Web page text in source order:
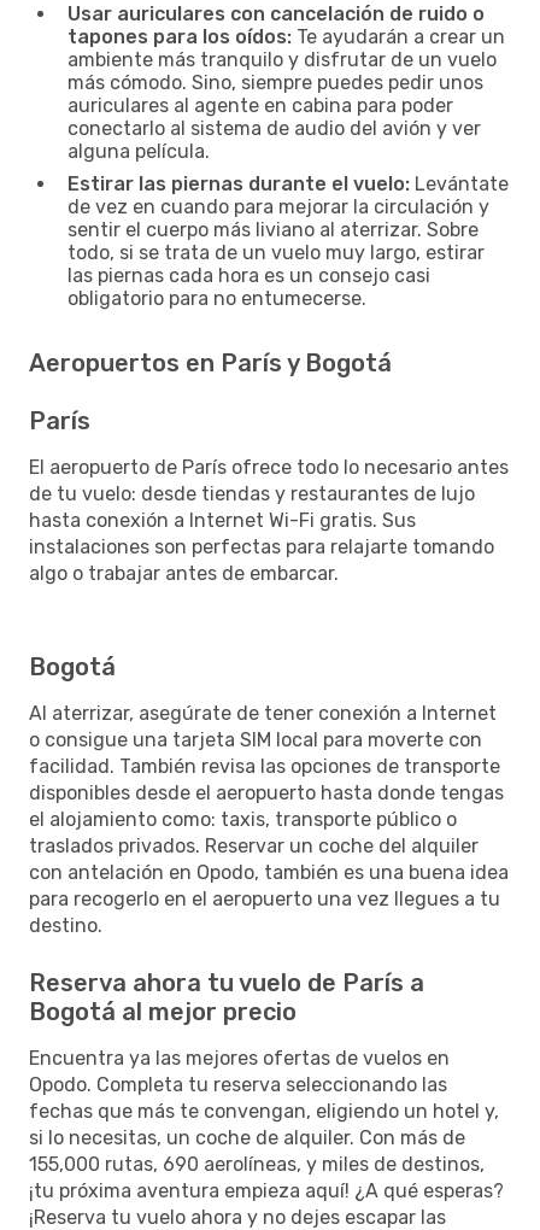
Usar auriculares con cancelación de ruido o
tapones para los oídos: Te ayudarán a crear un
ambiente más tranquilo y disfrutar de un vuelo
más cómodo. Sino, siempre puedes pedir unos
auriculares al agente en cabina para poder
conectarlo al sistema de audio del avión y ver
alguna película.
Estirar las piernas durante el vuelo: Levántate
de vez en cuando para mejorar la circulación y
sentir el cuerpo más liviano al aterrizar. Sobre
todo, si se trata de un vuelo muy largo, estirar
las piernas cada hora es un consejo casi
obligatorio para no entumecerse.
Aeropuertos en París y Bogotá
París
El aeropuerto de París ofrece todo lo necesario antes
de tu vuelo: desde tiendas y restaurantes de lujo
hasta conexión a Internet Wi-Fi gratis. Sus
instalaciones son perfectas para relajarte tomando
algo o trabajar antes de embarcar.
Bogotá
Al aterrizar, asegúrate de tener conexión a Internet
o consigue una tarjeta SIM local para moverte con
facilidad. También revisa las opciones de transporte
disponibles desde el aeropuerto hasta donde tengas
el alojamiento como: taxis, transporte público o
traslados privados. Reservar un coche del alquiler
con antelación en Opodo, también es una buena idea
para recogerlo en el aeropuerto una vez llegues a tu
destino.
Reserva ahora tu vuelo de París a
Bogotá al mejor precio
Encuentra ya las mejores ofertas de vuelos en
Opodo. Completa tu reserva seleccionando las
fechas que más te convengan, eligiendo un hotel y,
si lo necesitas, un coche de alquiler. Con más de
155,000 rutas, 690 aerolíneas, y miles de destinos,
¡tu próxima aventura empieza aquí! ¿A qué esperas?
¡Reserva tu vuelo ahora y no dejes escapar las